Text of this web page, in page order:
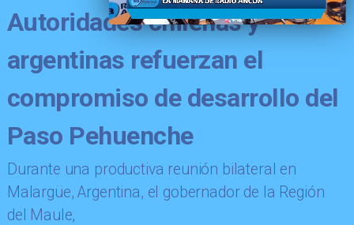
Autoridades chilenas y
argentinas refuerzan el
compromiso de desarrollo del
Paso Pehuenche
​Durante una productiva reunión bilateral en
Malargüe, Argentina, el gobernador de la Región
del Maule,